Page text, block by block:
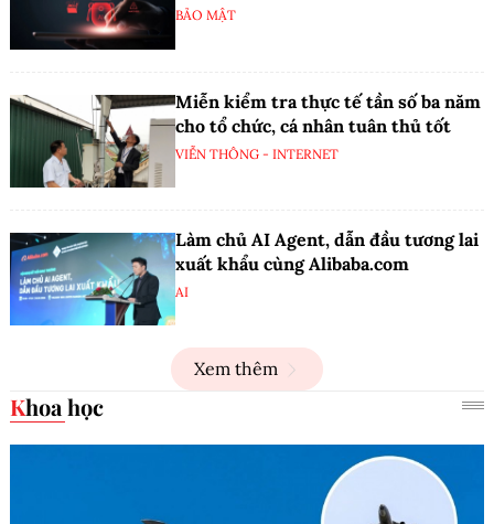
BẢO MẬT
Miễn kiểm tra thực tế tần số ba năm
cho tổ chức, cá nhân tuân thủ tốt
VIỄN THÔNG - INTERNET
Làm chủ AI Agent, dẫn đầu tương lai
xuất khẩu cùng Alibaba.com
AI
Xem thêm
Khoa học